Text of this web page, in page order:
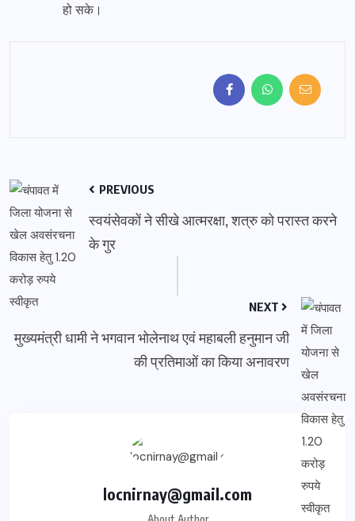
हो सके।
PREVIOUS
स्वयंसेवकों ने सीखे आत्मरक्षा, शत्रु को परास्त करने
के गुर
NEXT
मुख्यमंत्री धामी ने भगवान भोलेनाथ एवं महाबली हनुमान जी
की प्रतिमाओं का किया अनावरण
locnirnay@gmail.com